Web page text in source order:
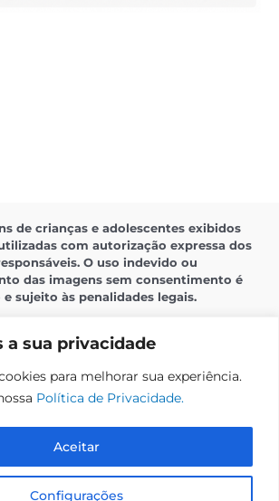
a sua privacidade
para melhorar sua experiência.
Política de Privacidade.
Configurações
Aceitar
de crianças e adolescentes exibidos
com autorização expressa dos
O uso indevido ou
das imagens sem consentimento é
sujeito às penalidades legais.
Política de Privacidade
Sistema Amare